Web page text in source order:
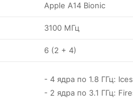
Apple A14 Bionic
3100 МГц
6 (2 + 4)
- 4 ядра по 1.8 ГГц:
- 2 ядра по 3.1 ГГц: